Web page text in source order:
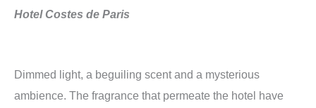
Hotel Costes de Paris
Dimmed light, a beguiling scent and a mysterious
ambience. The fragrance that permeate the hotel have